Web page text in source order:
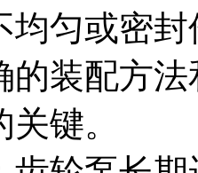
均匀或密
的装配方
键。